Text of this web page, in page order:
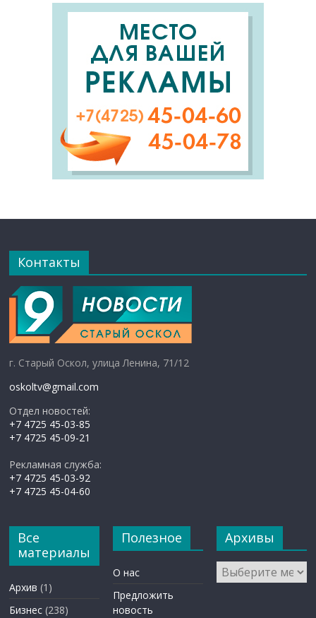
Контакты
г. Старый Оскол, улица Ленина, 71/12
oskoltv@gmail.com
Отдел новостей:
+7 4725 45-03-85
+7 4725 45-09-21
Рекламная служба:
+7 4725 45-03-92
+7 4725 45-04-60
Все
материалы
Архив (1)
Бизнес (238)
Полезное
О нас
Предложить
новость
Архивы
Архивы